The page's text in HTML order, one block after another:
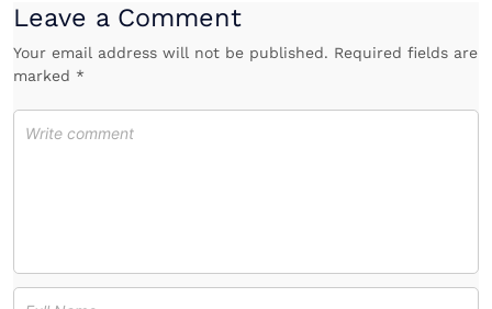
Leave a Comment
Your email address will not be published. Required fields are
marked *